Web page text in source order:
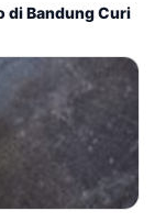
di Bandung Curi